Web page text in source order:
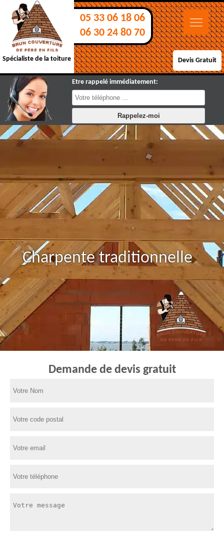
Spécialiste de la toiture
05 33 06 18 06
06 30 24 80 70
Devis Gratuit
Etre rappelé immédiatement:
Charpente traditionnelle
Demande de devis gratuit